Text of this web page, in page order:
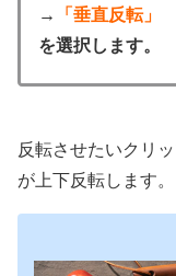
→
「垂直反転」
を選択します。
反転させたいクリ
が上下反転します。